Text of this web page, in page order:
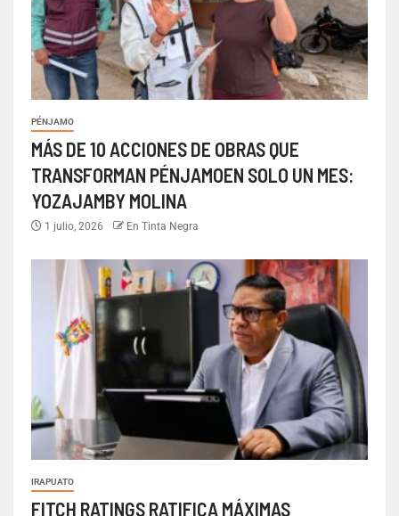
PÉNJAMO
MÁS DE 10 ACCIONES DE OBRAS QUE
TRANSFORMAN PÉNJAMOEN SOLO UN MES:
YOZAJAMBY MOLINA
1 julio, 2026 En Tinta Negra
IRAPUATO
FITCH RATINGS RATIFICA MÁXIMAS